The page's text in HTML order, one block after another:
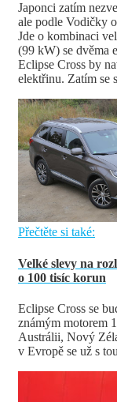
Japonci zatím
ale podle Vodičky
Jde o kombinaci
(99 kW) se dvěma
Eclipse Cross by
elektřinu. Zatím se
Přečtěte si také:
Velké slevy na
o 100 tisíc korun
Eclipse Cross se
známým motorem
Austrálii, Nový
v Evropě se už s